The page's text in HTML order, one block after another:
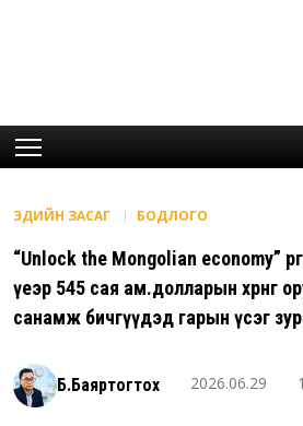
ЭДИЙН ЗАСАГ БОДЛОГО
“Unlock the Mongolian economy”
үеэр 545 сая ам.долларын хөрөнгө
санамж бичгүүдэд гарын үсэг
Б.Баяртогтох 2026.06.29